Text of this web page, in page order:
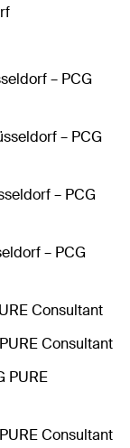
– PCG
– PCG
– PCG
– PCG
Consultant
Consultant
PURE
Consultant